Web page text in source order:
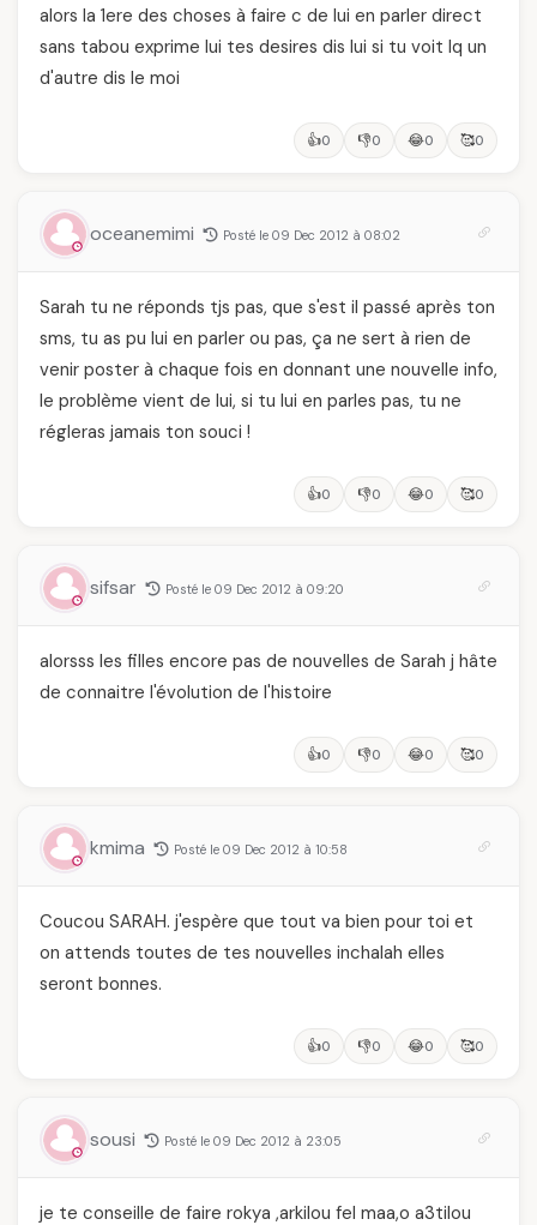
alors la 1ere des choses à faire c de lui en parler direct
sans tabou exprime lui tes desires dis lui si tu voit lq un
d'autre dis le moi
👍0 👎0 😂0 🥰0
oceanemimi Posté le 09 Dec 2012 à 08:02
Sarah tu ne réponds tjs pas, que s'est il passé après ton
sms, tu as pu lui en parler ou pas, ça ne sert à rien de
venir poster à chaque fois en donnant une nouvelle info,
le problème vient de lui, si tu lui en parles pas, tu ne
régleras jamais ton souci !
👍0 👎0 😂0 🥰0
sifsar Posté le 09 Dec 2012 à 09:20
alorsss les filles encore pas de nouvelles de Sarah j hâte
de connaitre l'évolution de l'histoire
👍0 👎0 😂0 🥰0
kmima Posté le 09 Dec 2012 à 10:58
Coucou SARAH. j'espère que tout va bien pour toi et
on attends toutes de tes nouvelles inchalah elles
seront bonnes.
👍0 👎0 😂0 🥰0
sousi Posté le 09 Dec 2012 à 23:05
je te conseille de faire rokya ,arkilou fel maa,o a3tilou